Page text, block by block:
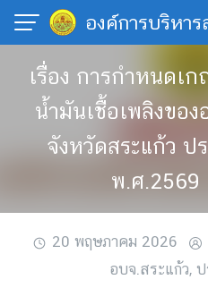
Skip
content
องค์การบริหา
เรื่อง การกำหนดเ
น้ำมันเชื้อเพลิงขอ
จังหวัดสระแก้ว ป
พ.ศ.2569
20 พฤษภาคม 2026
อบจ.สระแก้ว, ป